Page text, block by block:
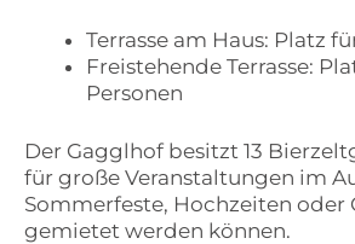
Terrasse am Haus: Platz
Freistehende Terrasse:
Personen
Der Gagglhof besitzt 13
für große Veranstaltungen im
Sommerfeste, Hochzeiten oder
gemietet werden können.